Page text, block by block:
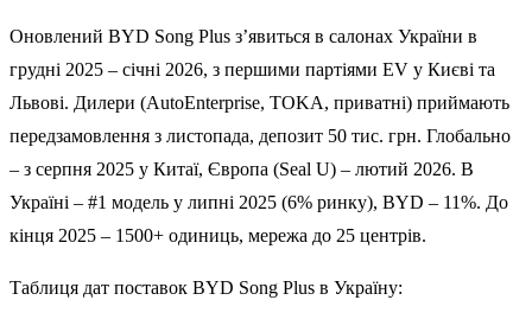
Оновлений BYD Song Plus з’явиться в салонах України в
грудні 2025 – січні 2026, з першими партіями EV у Києві та
Львові. Дилери (AutoEnterprise, TOKA, приватні) приймають
передзамовлення з листопада, депозит 50 тис. грн. Глобально
– з серпня 2025 у Китаї, Європа (Seal U) – лютий 2026. В
Україні – #1 модель у липні 2025 (6% ринку), BYD – 11%. До
кінця 2025 – 1500+ одиниць, мережа до 25 центрів.
Таблиця дат поставок BYD Song Plus в Україну: